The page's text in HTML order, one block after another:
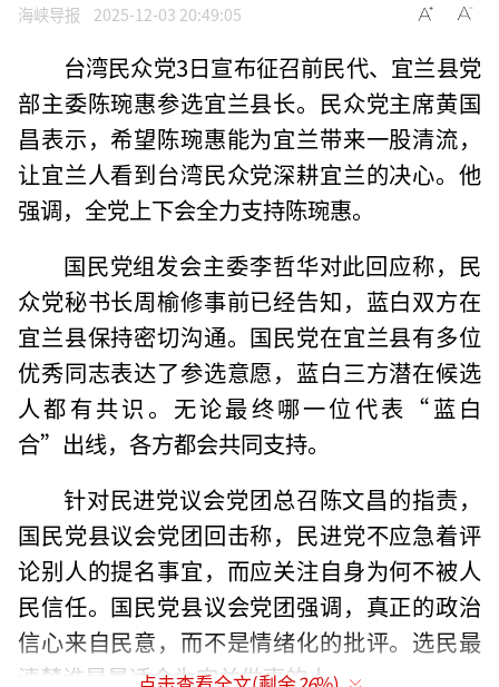
海峡导报 2025-12-03 20:49:05
台湾民众党3日宣布征召前民代、宜兰县党
部主委陈琬惠参选宜兰县长。民众党主席黄国
昌表示，希望陈琬惠能为宜兰带来一股清流，
让宜兰人看到台湾民众党深耕宜兰的决心。他
强调，全党上下会全力支持陈琬惠。
国民党组发会主委李哲华对此回应称，民
众党秘书长周榆修事前已经告知，蓝白双方在
宜兰县保持密切沟通。国民党在宜兰县有多位
优秀同志表达了参选意愿，蓝白三方潜在候选
人都有共识。无论最终哪一位代表“蓝白
合”出线，各方都会共同支持。
针对民进党议会党团总召陈文昌的指责，
国民党县议会党团回击称，民进党不应急着评
论别人的提名事宜，而应关注自身为何不被人
民信任。国民党县议会党团强调，真正的政治
信心来自民意，而不是情绪化的批评。选民最
清楚谁是最适合为宜兰做事的人。